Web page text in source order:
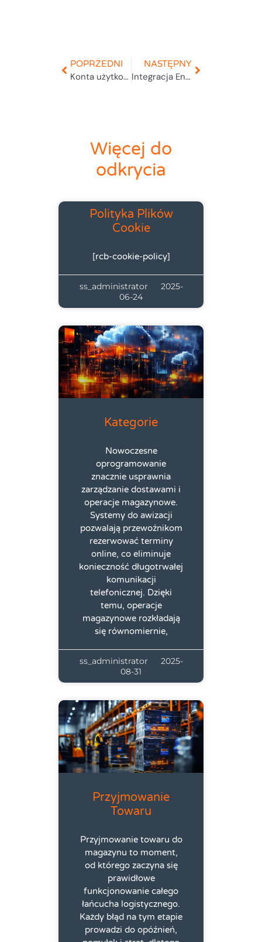
POPRZEDNI
Konta użytkowników
NASTĘPNY
Integracja Enova
Więcej do
odkrycia
Polityka Plików
Cookie
[rcb-cookie-policy]
ss_administrator
2025-
06-24
Kategorie
Nowoczesne
oprogramowanie
znacznie usprawnia
zarządzanie dostawami i
operacje magazynowe.
Systemy do awizacji
pozwalają przewoźnikom
rezerwować terminy
online, co eliminuje
konieczność długotrwałej
komunikacji
telefonicznej. Dzięki
temu, operacje
magazynowe rozkładają
się równomiernie,
ss_administrator
2025-
08-31
Przyjmowanie
Towaru
Przyjmowanie towaru do
magazynu to moment,
od którego zaczyna się
prawidłowe
funkcjonowanie całego
łańcucha logistycznego.
Każdy błąd na tym etapie
prowadzi do opóźnień,